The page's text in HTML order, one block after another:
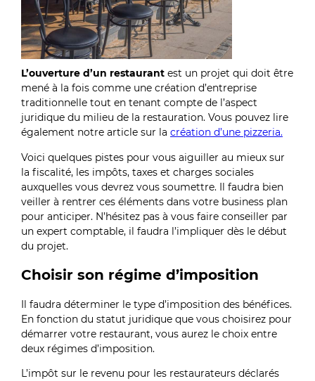
L’ouverture d’un restaurant est un projet qui doit être
mené à la fois comme une création d’entreprise
traditionnelle tout en tenant compte de l’aspect
juridique du milieu de la restauration. Vous pouvez lire
également notre article sur lacréation d’une pizzeria.
Voici quelques pistes pour vous aiguiller au mieux sur
la fiscalité, les impôts, taxes et charges sociales
auxquelles vous devrez vous soumettre. Il faudra bien
veiller à rentrer ces éléments dans votre business plan
pour anticiper. N’hésitez pas à vous faire conseiller par
un expert comptable, il faudra l’impliquer dès le début
du projet.
Choisir son régime d’imposition
Il faudra déterminer le type d’imposition des bénéfices.
En fonction du statut juridique que vous choisirez pour
démarrer votre restaurant, vous aurez le choix entre
deux régimes d’imposition.
L’impôt sur le revenu pour les restaurateurs déclarés